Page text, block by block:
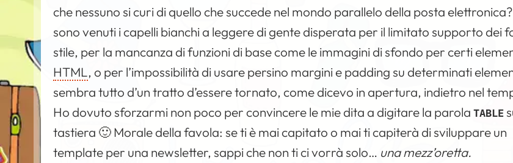
che nessuno si curi di quello che succede nel mondo parallelo della posta
sono venuti i capelli bianchi a leggere di gente disperata per il limitato supporto dei
stile, per la mancanza di funzioni di base come le immagini di sfondo per certi
HTML, o per l’impossibilità di usare persino margini e padding su determinati
sembra tutto d’un tratto d’essere tornato, come dicevo in apertura, indietro nel
Ho dovuto sforzarmi non poco per convincere le mie dita a digitare la parolaTABLE
tastiera 🙂 Morale della favola: se ti è mai capitato o mai ti capiterà di sviluppare un
template per una newsletter, sappi che non ti ci vorrà solo… una mezz’oretta.